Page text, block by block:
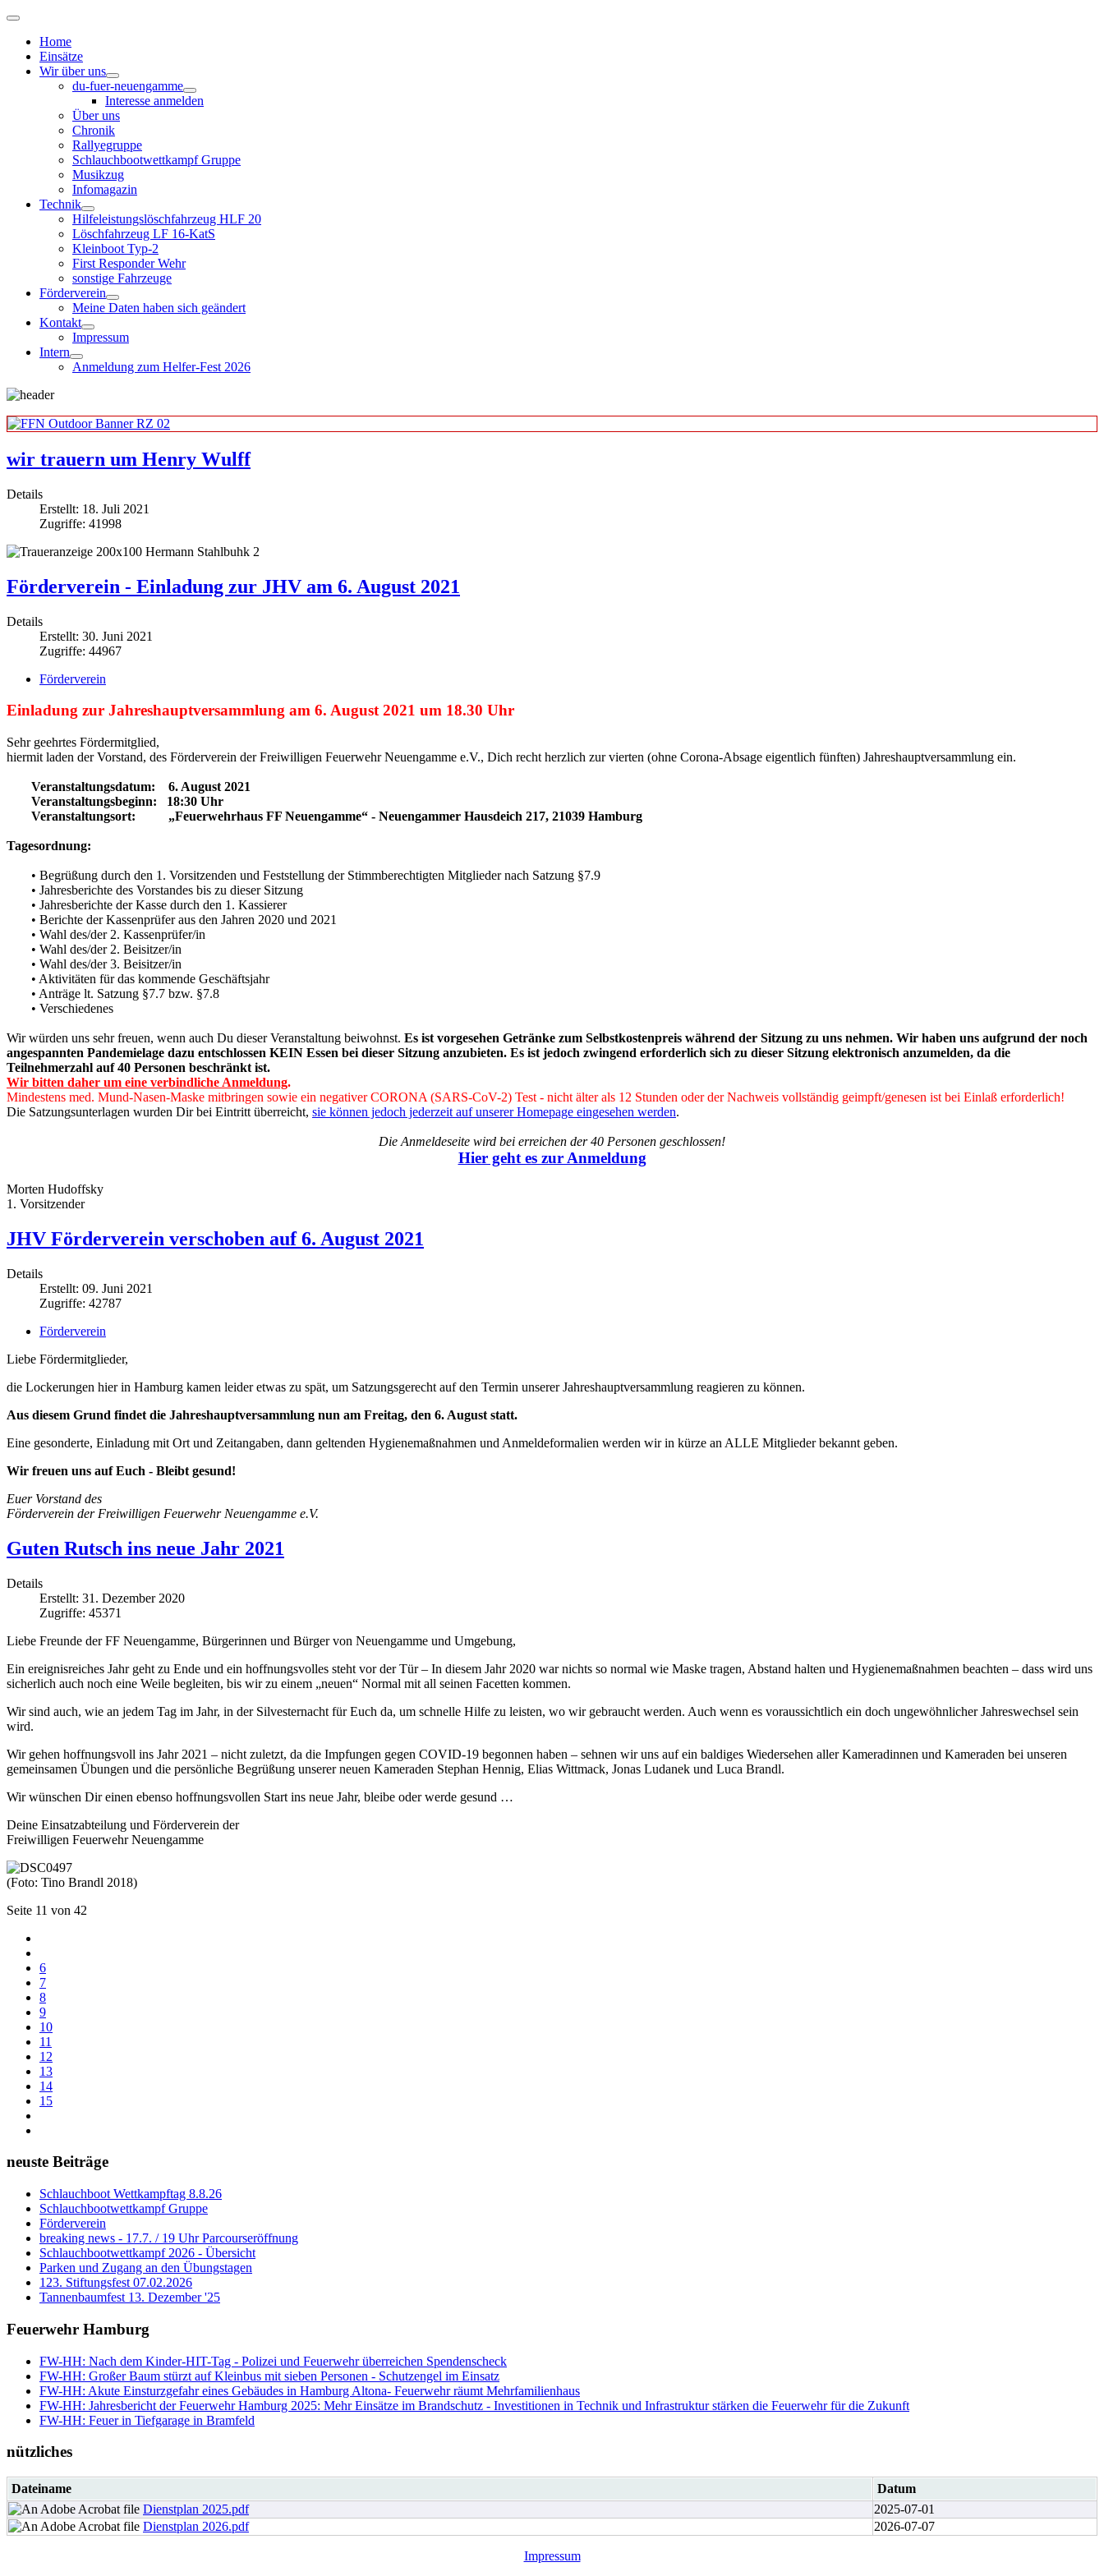
Home
Einsätze
Wir über uns
du-fuer-neuengamme
Interesse anmelden
Über uns
Chronik
Rallyegruppe
Schlauchbootwettkampf Gruppe
Musikzug
Infomagazin
Technik
Hilfeleistungslöschfahrzeug HLF 20
Löschfahrzeug LF 16-KatS
Kleinboot Typ-2
First Responder Wehr
sonstige Fahrzeuge
Förderverein
Meine Daten haben sich geändert
Kontakt
Impressum
Intern
Anmeldung zum Helfer-Fest 2026
wir trauern um Henry Wulff
Details
Erstellt: 18. Juli 2021
Zugriffe: 41998
Förderverein - Einladung zur JHV am 6. August 2021
Details
Erstellt: 30. Juni 2021
Zugriffe: 44967
Förderverein
Einladung zur Jahreshauptversammlung am 6. August 2021 um 18.30 Uhr
Sehr geehrtes Fördermitglied,
hiermit laden der Vorstand, des Förderverein der Freiwilligen Feuerwehr Neuengamme e.V., Dich recht herzlich zur vierten (ohne Corona-Absage eigentlich fünften) Jahreshauptversammlung ein.
Veranstaltungsdatum: 6. August 2021
Veranstaltungsbeginn: 18:30 Uhr
Veranstaltungsort: „Feuerwehrhaus FF Neuengamme“ - Neuengammer Hausdeich 217, 21039 Hamburg
Tagesordnung:
• Begrüßung durch den 1. Vorsitzenden und Feststellung der Stimmberechtigten Mitglieder nach Satzung §7.9
• Jahresberichte des Vorstandes bis zu dieser Sitzung
• Jahresberichte der Kasse durch den 1. Kassierer
• Berichte der Kassenprüfer aus den Jahren 2020 und 2021
• Wahl des/der 2. Kassenprüfer/in
• Wahl des/der 2. Beisitzer/in
• Wahl des/der 3. Beisitzer/in
• Aktivitäten für das kommende Geschäftsjahr
• Anträge lt. Satzung §7.7 bzw. §7.8
• Verschiedenes
Wir würden uns sehr freuen, wenn auch Du dieser Veranstaltung beiwohnst. Es ist vorgesehen Getränke zum Selbstkostenpreis während der Sitzung zu uns nehmen. Wir haben uns aufgrund der noch
angespannten Pandemielage dazu entschlossen KEIN Essen bei dieser Sitzung anzubieten. Es ist jedoch zwingend erforderlich sich zu dieser Sitzung elektronisch anzumelden, da die
Teilnehmerzahl auf 40 Personen beschränkt ist.
Wir bitten daher um eine verbindliche Anmeldung.
Mindestens med. Mund-Nasen-Maske mitbringen sowie ein negativer CORONA (SARS-CoV-2) Test - nicht älter als 12 Stunden oder der Nachweis vollständig geimpft/genesen ist bei Einlaß erforderlich!
Die Satzungsunterlagen wurden Dir bei Eintritt überreicht, sie können jedoch jederzeit auf unserer Homepage eingesehen werden.
Die Anmeldeseite wird bei erreichen der 40 Personen geschlossen!
Hier geht es zur Anmeldung
Morten Hudoffsky
1. Vorsitzender
JHV Förderverein verschoben auf 6. August 2021
Details
Erstellt: 09. Juni 2021
Zugriffe: 42787
Förderverein
Liebe Fördermitglieder,
die Lockerungen hier in Hamburg kamen leider etwas zu spät, um Satzungsgerecht auf den Termin unserer Jahreshauptversammlung reagieren zu können.
Aus diesem Grund findet die Jahreshauptversammlung nun am Freitag, den 6. August statt.
Eine gesonderte, Einladung mit Ort und Zeitangaben, dann geltenden Hygienemaßnahmen und Anmeldeformalien werden wir in kürze an ALLE Mitglieder bekannt geben.
Wir freuen uns auf Euch - Bleibt gesund!
Euer Vorstand des
Förderverein der Freiwilligen Feuerwehr Neuengamme e.V.
Guten Rutsch ins neue Jahr 2021
Details
Erstellt: 31. Dezember 2020
Zugriffe: 45371
Liebe Freunde der FF Neuengamme, Bürgerinnen und Bürger von Neuengamme und Umgebung,
Ein ereignisreiches Jahr geht zu Ende und ein hoffnungsvolles steht vor der Tür – In diesem Jahr 2020 war nichts so normal wie Maske tragen, Abstand halten und Hygienemaßnahmen beachten – dass wird uns
sicherlich auch noch eine Weile begleiten, bis wir zu einem „neuen“ Normal mit all seinen Facetten kommen.
Wir sind auch, wie an jedem Tag im Jahr, in der Silvesternacht für Euch da, um schnelle Hilfe zu leisten, wo wir gebraucht werden. Auch wenn es voraussichtlich ein doch ungewöhnlicher Jahreswechsel sein
wird.
Wir gehen hoffnungsvoll ins Jahr 2021 – nicht zuletzt, da die Impfungen gegen COVID-19 begonnen haben – sehnen wir uns auf ein baldiges Wiedersehen aller Kameradinnen und Kameraden bei unseren
gemeinsamen Übungen und die persönliche Begrüßung unserer neuen Kameraden Stephan Hennig, Elias Wittmack, Jonas Ludanek und Luca Brandl.
Wir wünschen Dir einen ebenso hoffnungsvollen Start ins neue Jahr, bleibe oder werde gesund …
Deine Einsatzabteilung und Förderverein der
Freiwilligen Feuerwehr Neuengamme
(Foto: Tino Brandl 2018)
Seite 11 von 42
6
7
8
9
10
11
12
13
14
15
neuste Beiträge
Schlauchboot Wettkampftag 8.8.26
Schlauchbootwettkampf Gruppe
Förderverein
breaking news - 17.7. / 19 Uhr Parcourseröffnung
Schlauchbootwettkampf 2026 - Übersicht
Parken und Zugang an den Übungstagen
123. Stiftungsfest 07.02.2026
Tannenbaumfest 13. Dezember '25
Feuerwehr Hamburg
FW-HH: Nach dem Kinder-HIT-Tag - Polizei und Feuerwehr überreichen Spendenscheck
FW-HH: Großer Baum stürzt auf Kleinbus mit sieben Personen - Schutzengel im Einsatz
FW-HH: Akute Einsturzgefahr eines Gebäudes in Hamburg Altona- Feuerwehr räumt Mehrfamilienhaus
FW-HH: Jahresbericht der Feuerwehr Hamburg 2025: Mehr Einsätze im Brandschutz - Investitionen in Technik und Infrastruktur stärken die Feuerwehr für die Zukunft
FW-HH: Feuer in Tiefgarage in Bramfeld
nützliches
Dateiname
Datum
Dienstplan 2025.pdf
2025-07-01
Dienstplan 2026.pdf
2026-07-07
Impressum